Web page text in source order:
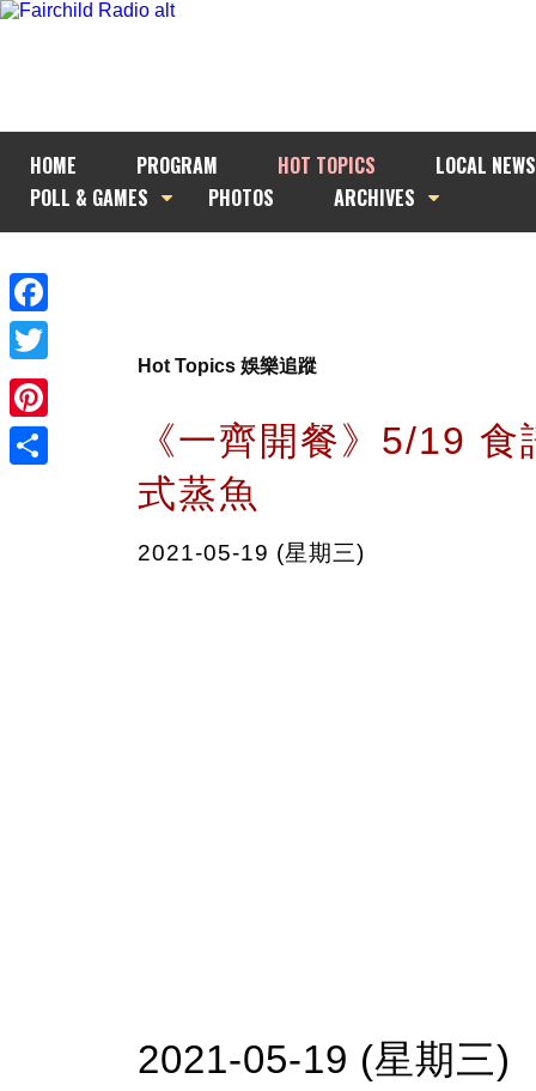
HOME PROGRAM HOT TOPICS
LOCAL NEWS
POLL & GAMES
PHOTOS ARCHIVES
Facebook
Twitter
Pinterest
Hot Topics 娛樂追蹤
《一齊開餐》5/19
式蒸魚
2021-05-19 (星期三)
2021-05-19 (星期三)